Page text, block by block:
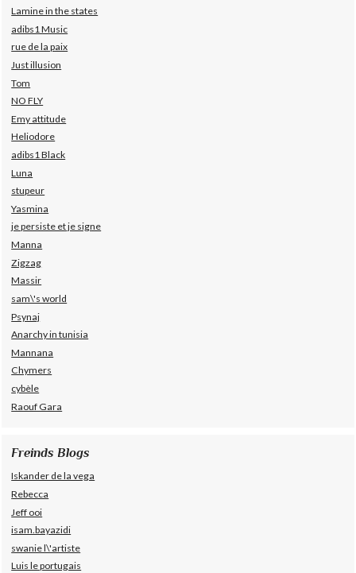
Lamine in the states
adibs1 Music
rue de la paix
Just illusion
Tom
NO FLY
Emy attitude
Heliodore
adibs1 Black
Luna
stupeur
Yasmina
je persiste et je signe
Manna
Zigzag
Massir
sam\'s world
Psynaj
Anarchy in tunisia
Mannana
Chymers
cybèle
Raouf Gara
Freinds Blogs
Iskander de la vega
Rebecca
Jeff ooi
isam.bayazidi
swanie l\'artiste
Luis le portugais